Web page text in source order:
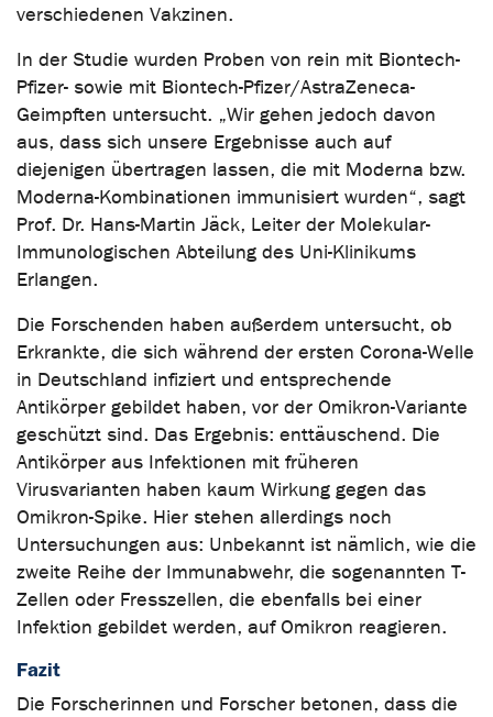
verschiedenen Vakzinen.
In der Studie wurden Proben von rein mit Biontech-
Pfizer- sowie mit Biontech-Pfizer/AstraZeneca-
Geimpften untersucht. „Wir gehen jedoch davon
aus, dass sich unsere Ergebnisse auch auf
diejenigen übertragen lassen, die mit Moderna bzw.
Moderna-Kombinationen immunisiert wurden“, sagt
Prof. Dr. Hans-Martin Jäck, Leiter der Molekular-
Immunologischen Abteilung des Uni-Klinikums
Erlangen.
Die Forschenden haben außerdem untersucht, ob
Erkrankte, die sich während der ersten Corona-Welle
in Deutschland infiziert und entsprechende
Antikörper gebildet haben, vor der Omikron-Variante
geschützt sind. Das Ergebnis: enttäuschend. Die
Antikörper aus Infektionen mit früheren
Virusvarianten haben kaum Wirkung gegen das
Omikron-Spike. Hier stehen allerdings noch
Untersuchungen aus: Unbekannt ist nämlich, wie die
zweite Reihe der Immunabwehr, die sogenannten T-
Zellen oder Fresszellen, die ebenfalls bei einer
Infektion gebildet werden, auf Omikron reagieren.
Fazit
Die Forscherinnen und Forscher betonen, dass die